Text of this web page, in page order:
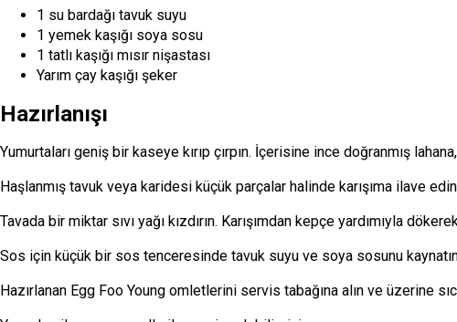
1 su bardağı tavuk suyu
1 yemek kaşığı soya sosu
1 tatlı kaşığı mısır nişastası
Yarım çay kaşığı şeker
Hazırlanışı
Yumurtaları geniş bir kaseye kırıp çırpın. İçerisine ince doğranmış
Haşlanmış tavuk veya karidesi küçük parçalar halinde karışıma ilave
Tavada bir miktar sıvı yağı kızdırın. Karışımdan kepçe yardımıyla
Sos için küçük bir sos tenceresinde tavuk suyu ve soya sosunu kaynatın.
Hazırlanan Egg Foo Young omletlerini servis tabağına alın ve üzerine